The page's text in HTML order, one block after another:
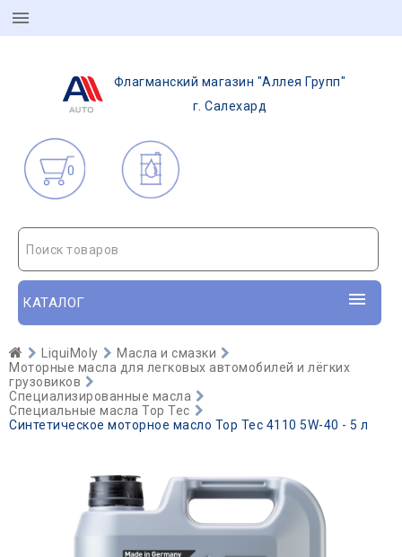
Флагманский магазин "Аллея Групп"
г. Салехард
0
Поиск товаров
КАТАЛОГ
LiquiMoly
Масла и смазки
Моторные масла для легковых автомобилей и лёгких
грузовиков
Специализированные масла
Специальные масла Top Tec
Синтетическое моторное масло Top Tec 4110 5W-40 - 5 л